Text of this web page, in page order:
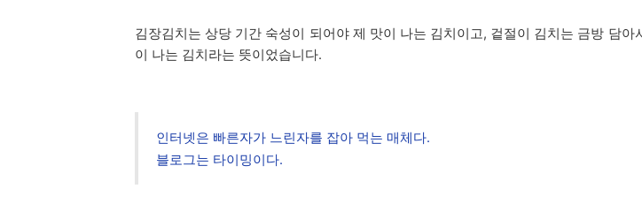
김장김치는 상당 기간 숙성이 되어야 제 맛이 나는 김치이고, 겉절이 김치는 금방 담아
이 나는 김치라는 뜻이었습니다.
인터넷은 빠른자가 느린자를 잡아 먹는 매체다.
블로그는 타이밍이다.